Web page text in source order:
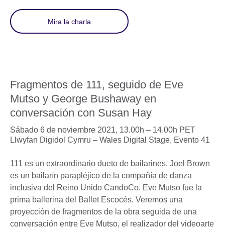
Mira la charla
Fragmentos de 111, seguido de Eve
Mutso y George Bushaway en
conversación con Susan Hay
Sábado 6 de noviembre 2021, 13.00h – 14.00h PET
Llwyfan Digidol Cymru – Wales Digital Stage, Evento 41
111 es un extraordinario dueto de bailarines. Joel Brown
es un bailarín parapléjico de la compañía de danza
inclusiva del Reino Unido CandoCo. Eve Mutso fue la
prima ballerina del Ballet Escocés. Veremos una
proyección de fragmentos de la obra seguida de una
conversación entre Eve Mutso, el realizador del videoarte